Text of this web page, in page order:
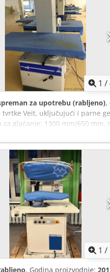
1 /
za upotrebu (rabljeno),
tvrtke Veit, uključujući i parne
za glačanje: 1300 mm/650 mm,
stolova za glačanje Veit,
Reverberi GAK5DP, godina
Dodatno, dva parna generatora
je dostupna. Moguća je
Aozi Ehpjl Tek
1 /
, Godina proizvodnje: